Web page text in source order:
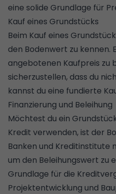
eine solide Grundlage für
Kauf eines Grundstücks
Beim Kauf eines
den Bodenwert zu kennen.
angebotenen Kaufpreis zu
sicherzustellen, dass du
kannst du eine fundierte
Finanzierung und Beleihung
Möchtest du ein
Kredit verwenden, ist der
Banken und Kreditinstitute
um den Beleihungswert zu
Grundlage für die
Projektentwicklung und